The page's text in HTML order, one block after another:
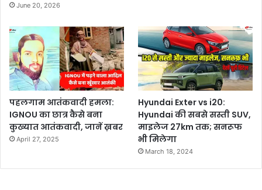
June 20, 2026
पहलगाम आतंकवादी हमला:
IGNOU का छात्र कैसे बना
कुख्यात आतंकवादी, जानें ख़बर
April 27, 2025
Hyundai Exter vs i20:
Hyundai की सबसे सस्ती SUV,
माइलेज 27km तक; सनरूफ
भी मिलेगा
March 18, 2024